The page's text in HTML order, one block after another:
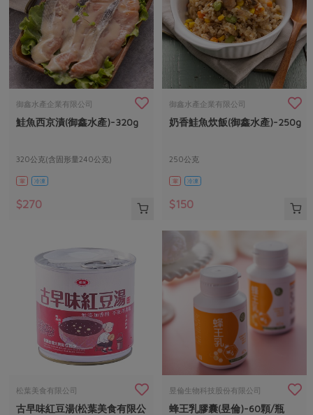
御鑫水產企業有限公司
鮭魚西京漬(御鑫水產)-320g
320公克(含固形量240公克)
葷 冷凍
$270
御鑫水產企業有限公司
奶香鮭魚炊飯(御鑫水產)-250g
250公克
葷 冷凍
$150
松葉美食有限公司
古早味紅豆湯(松葉美食有限公
昱倫生物科技股份有限公司
蜂王乳膠囊(昱倫)-60顆/瓶